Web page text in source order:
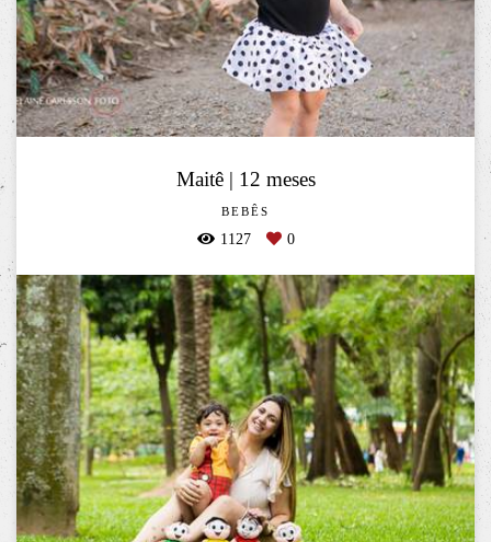
Maitê | 12 meses
BEBÊS
1127 0